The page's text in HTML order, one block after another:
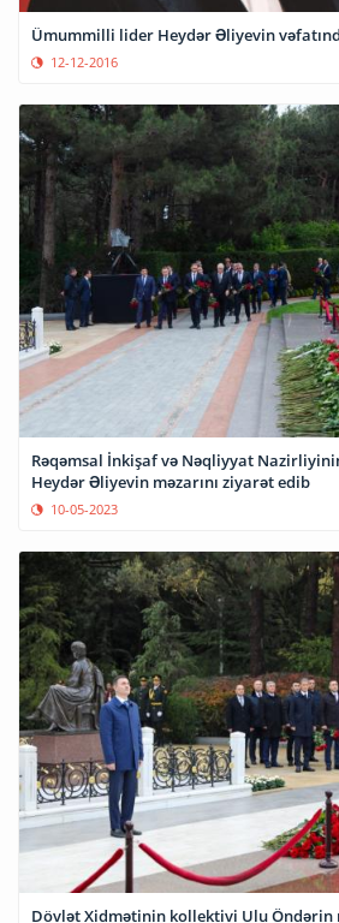
Ümummilli lider Heydər Əliyevin
12-12-2016
Rəqəmsal İnkişaf və Nəqliyyat
Heydər Əliyevin məzarını ziyarət edib
10-05-2023
Dövlət Xidmətinin kollektivi Ulu Öndərin